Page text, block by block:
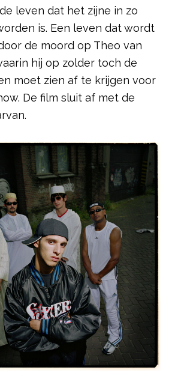
leven dat het zijne in zo
is. Een leven dat wordt
de moord op Theo van
hij op zolder toch de
moet zien af te krijgen voor
De film sluit af met de